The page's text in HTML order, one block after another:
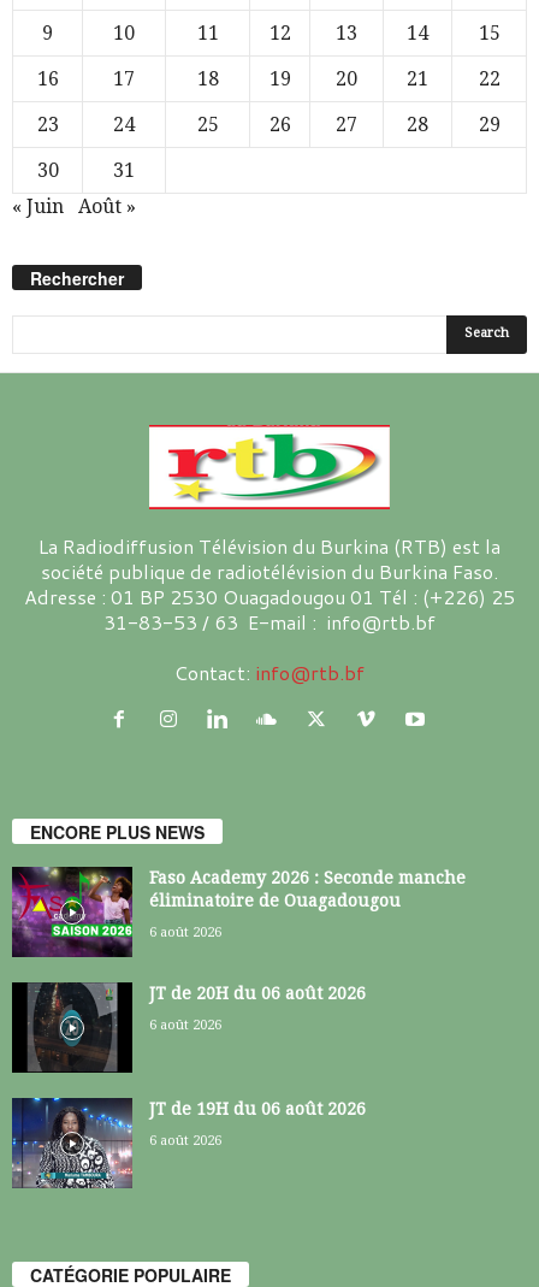
9
10 11 12 13 14
15
16
17 18 19 20 21
22
23
24 25 26 27 28
29
30
31
« Juin
Août »
Rechercher
La Radiodiffusion Télévision du Burkina (RTB) est la
société publique de radiotélévision du Burkina Faso.
Adresse : 01 BP 2530 Ouagadougou 01 Tél : (+226) 25
31-83-53 / 63 E-mail : info@rtb.bf
Contact: info@rtb.bf
ENCORE PLUS NEWS
Faso Academy 2026 : Seconde manche
éliminatoire de Ouagadougou
6 août 2026
JT de 20H du 06 août 2026
6 août 2026
JT de 19H du 06 août 2026
6 août 2026
CATÉGORIE POPULAIRE